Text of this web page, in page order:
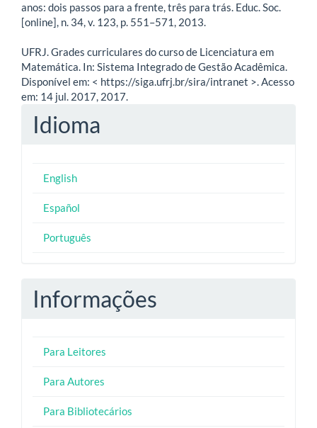
anos: dois passos para a frente, três para trás. Educ. Soc.
[online], n. 34, v. 123, p. 551–571, 2013.
UFRJ. Grades curriculares do curso de Licenciatura em
Matemática. In: Sistema Integrado de Gestão Acadêmica.
Disponível em: < https://siga.ufrj.br/sira/intranet >. Acesso
em: 14 jul. 2017, 2017.
Idioma
English
Español
Português
Informações
Para Leitores
Para Autores
Para Bibliotecários